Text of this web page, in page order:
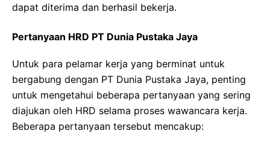
dapat diterima dan berhasil bekerja.
Pertanyaan HRD PT Dunia Pustaka Jaya
Untuk para pelamar kerja yang berminat untuk
bergabung dengan PT Dunia Pustaka Jaya, penting
untuk mengetahui beberapa pertanyaan yang sering
diajukan oleh HRD selama proses wawancara kerja.
Beberapa pertanyaan tersebut mencakup: